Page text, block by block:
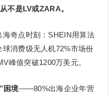
不是LV或ZARA。
奇点时刻：SHEIN用算法
消费级无人机72%市场份
峰值突破1200万美元。
困境——80%出海企业年营